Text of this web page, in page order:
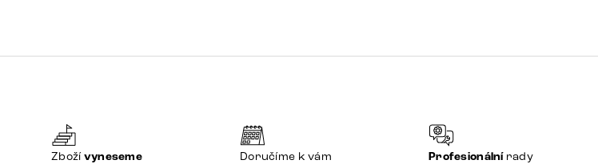
Zbožívyneseme
Doručíme k vám
Profesionálnírady